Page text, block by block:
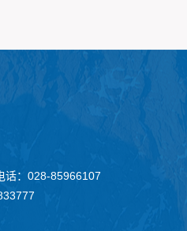
话：028-85966107